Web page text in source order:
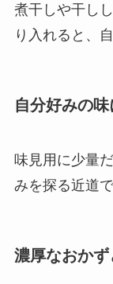
煮干しや干し
り入れると、
自分好みの
味見用に少量
みを探る近道で
濃厚なおか